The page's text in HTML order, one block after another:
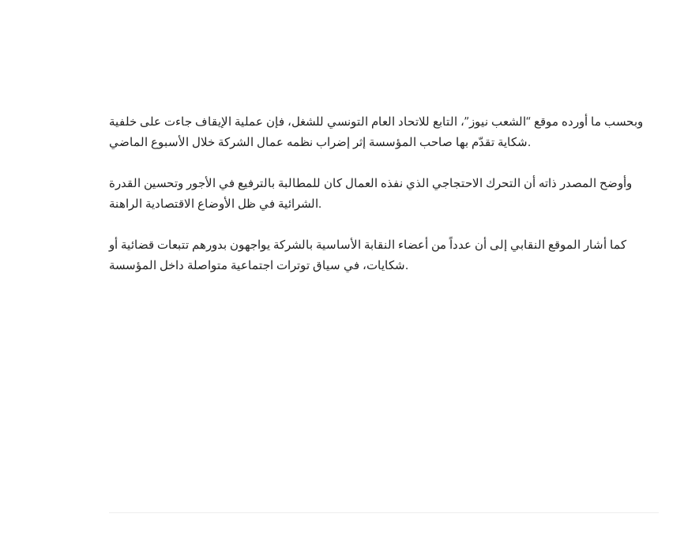
وبحسب ما أورده موقع “الشعب نيوز”، التابع للاتحاد العام التونسي للشغل، فإن عملية الإيقاف جاءت على خلفية
شكاية تقدّم بها صاحب المؤسسة إثر إضراب نظمه عمال الشركة خلال الأسبوع الماضي.
وأوضح المصدر ذاته أن التحرك الاحتجاجي الذي نفذه العمال كان للمطالبة بالترفيع في الأجور وتحسين القدرة
الشرائية في ظل الأوضاع الاقتصادية الراهنة.
كما أشار الموقع النقابي إلى أن عدداً من أعضاء النقابة الأساسية بالشركة يواجهون بدورهم تتبعات قضائية أو
شكايات، في سياق توترات اجتماعية متواصلة داخل المؤسسة.